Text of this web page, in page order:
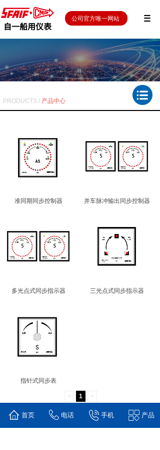
PRODUCTS / 产品中心
准同期同步控制器 并车脉冲输出同步控制器
多光点式同步指示器 三光点式同步指示器
指针式同步表
< 1 >
公司官方唯一网站
自一船用仪表
首页 电话 手机 产品